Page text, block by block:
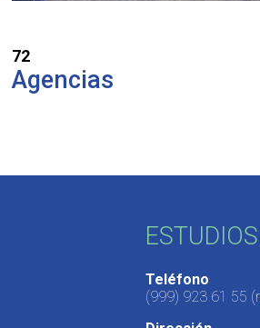
72
Agencias
Teléfono
(999) 923 61 55